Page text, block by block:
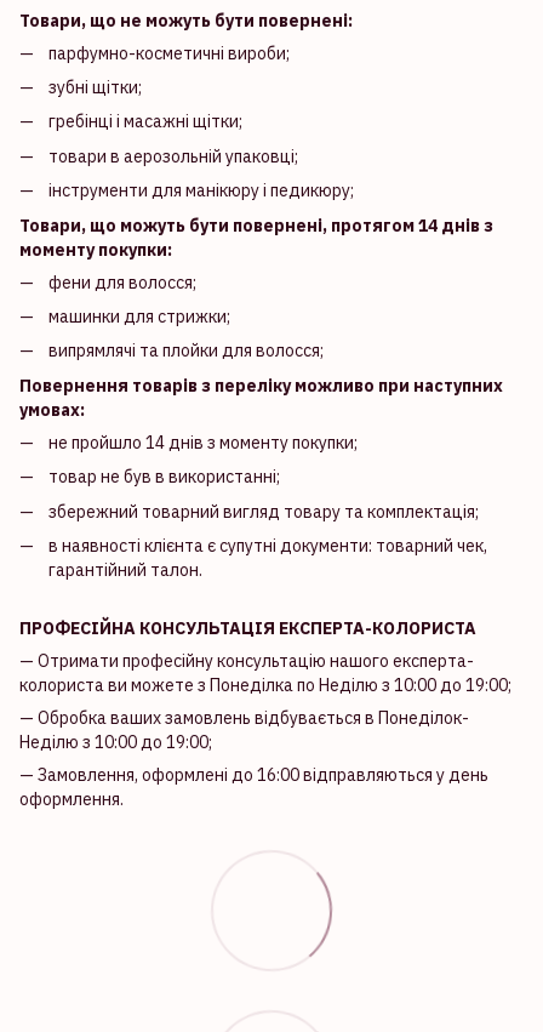
Товари, що не можуть бути повернені:
парфумно-косметичні вироби;
зубні щітки;
гребінці і масажні щітки;
товари в аерозольній упаковці;
інструменти для манікюру і педикюру;
Товари, що можуть бути повернені, протягом 14 днів з
моменту покупки:
фени для волосся;
машинки для стрижки;
випрямлячі та плойки для волосся;
Повернення товарів з переліку можливо при наступних
умовах:
не пройшло 14 днів з моменту покупки;
товар не був в використанні;
збережний товарний вигляд товару та комплектація;
в наявності клієнта є супутні документи: товарний чек,
гарантійний талон.
ПРОФЕСІЙНА КОНСУЛЬТАЦІЯ ЕКСПЕРТА-КОЛОРИСТА
— Отримати професійну консультацію нашого експерта-
колориста ви можете з Понеділка по Неділю з 10:00 до 19:00;
— Обробка ваших замовлень відбувається в Понеділок-
Неділю з 10:00 до 19:00;
— Замовлення, оформлені до 16:00 відправляються у день
оформлення.